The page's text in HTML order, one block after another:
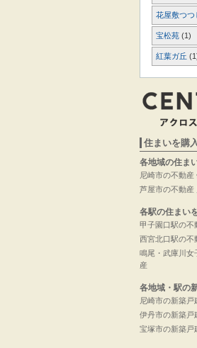
花屋敷つつ
宝松苑 (1)
紅葉ガ丘
住まいを購
各地域の住ま
尼崎市の不動産
芦屋市の不動産
各駅の住まい
甲子園口駅の不
西宮北口駅の不
鳴尾・武庫川女
産
各地域・駅の
尼崎市の新築戸
伊丹市の新築戸
宝塚市の新築戸